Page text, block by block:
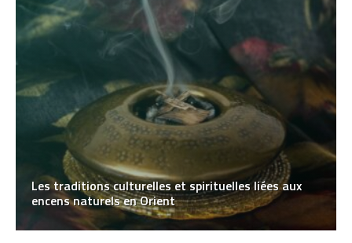
Les traditions culturelles et spirituelles liées aux
encens naturels en Orient